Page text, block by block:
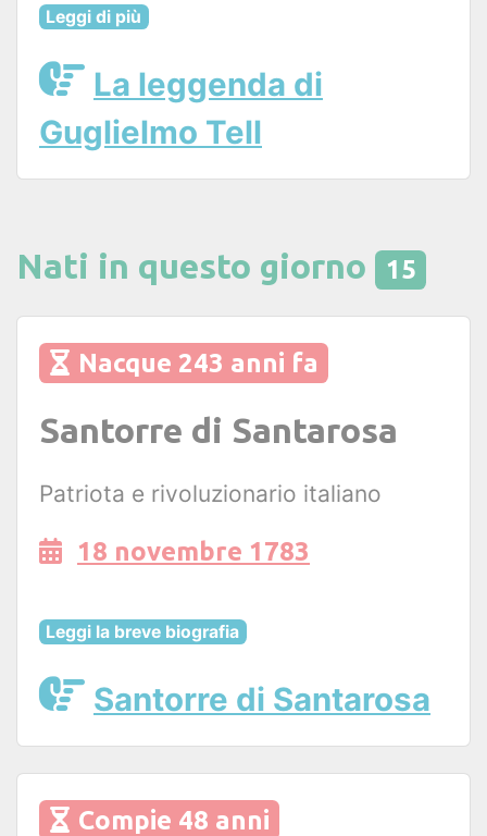
Leggi di più
La leggenda di
Guglielmo Tell
Nati in questo giorno 15
Nacque 243 anni fa
Santorre di Santarosa
Patriota e rivoluzionario italiano
18 novembre 1783
Leggi la breve biografia
Santorre di Santarosa
Compie 48 anni